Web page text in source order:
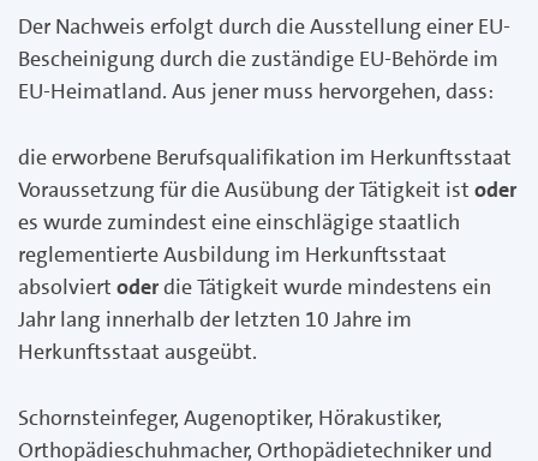
Der Nachweis erfolgt durch die Ausstellung einer EU-
Bescheinigung durch die zuständige EU-Behörde im
EU-Heimatland. Aus jener muss hervorgehen, dass:
die erworbene Berufsqualifikation im Herkunftsstaat
Voraussetzung für die Ausübung der Tätigkeit ist oder
es wurde zumindest eine einschlägige staatlich
reglementierte Ausbildung im Herkunftsstaat
absolviert oderdie Tätigkeit wurde mindestens ein
Jahr lang innerhalb der letzten 10 Jahre im
Herkunftsstaat ausgeübt.
Schornsteinfeger, Augenoptiker, Hörakustiker,
Orthopädieschuhmacher, Orthopädietechniker und